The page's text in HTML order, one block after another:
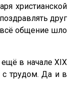
христианской
друг
всё общение шло
в начале XIX
с трудом. Да и в